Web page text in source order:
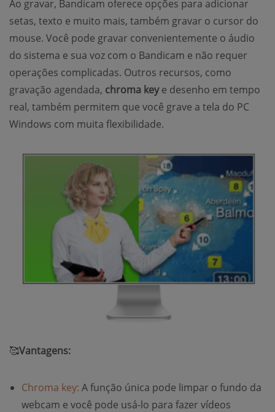
Ao gravar, Bandicam oferece opções para adicionar
setas, texto e muito mais, também gravar o cursor do
mouse. Você pode gravar convenientemente o áudio
do sistema e sua voz com o Bandicam e não requer
operações complicadas. Outros recursos, como
gravação agendada, chroma keye desenho em tempo
real, também permitem que você grave a tela do PC
Windows com muita flexibilidade.
🥰Vantagens:
Chroma key: A função única pode limpar o fundo da
webcam e você pode usá-lo para fazer vídeos